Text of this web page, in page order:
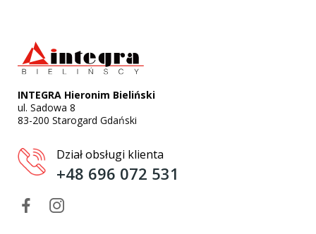
INTEGRA Hieronim Bieliński
ul. Sadowa 8
83-200 Starogard Gdański
Dział obsługi klienta
+48 696 072 531